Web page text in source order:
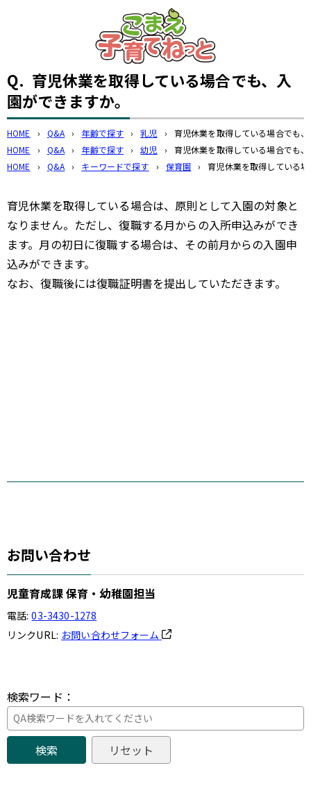
このページの本文へ
Q. 育児休業を取得している場合でも、入
園ができますか。
HOME › Q&A › 年齢で探す › 乳児 ›
育児休業を取得している場合でも
HOME
› Q&A › 年齢で探す › 幼児 ›
育児休業を取得している場合でも
HOME
› Q&A › キーワードで探す › 保育園 › 育児休業を取得している
育児休業を取得している場合は、原則として入園の対象と
なりません。ただし、復職する月からの入所申込みができ
ます。月の初日に復職する場合は、その前月からの入園申
込みができます。
なお、復職後には復職証明書を提出していただきます。
お問い合わせ
児童育成課 保育・幼稚園担当
電話: 03-3430-1278
リンクURL: お問い合わせフォーム
検索ワード：